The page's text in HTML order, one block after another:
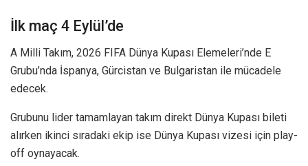
İlk maç 4 Eylül’de
A Milli Takım, 2026 FIFA Dünya Kupası Elemeleri’nde E
Grubu’nda İspanya, Gürcistan ve Bulgaristan ile mücadele
edecek.
Grubunu lider tamamlayan takım direkt Dünya Kupası bileti
alırken ikinci sıradaki ekip ise Dünya Kupası vizesi için play-
off oynayacak.